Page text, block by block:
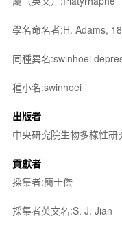
學名命名者:H. Adams,
同種異名:swinhoei
種小名:swinhoei
出版者
中央研究院生物多樣性研
貢獻者
採集者:簡士傑
採集者英文名:S. J. Jian